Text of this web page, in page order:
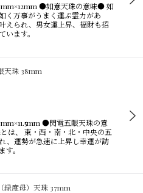
●如意天珠の意味● 如
く万事がうまく運ぶ霊力があ
えられ、男女運上昇、福財も招
います。
天珠 38mm
●閃電五眼天珠の意
は、 東・西・南・北・中央の五
、運勢が急速に上昇し幸運が訪
。
緑度母）天珠 37mm